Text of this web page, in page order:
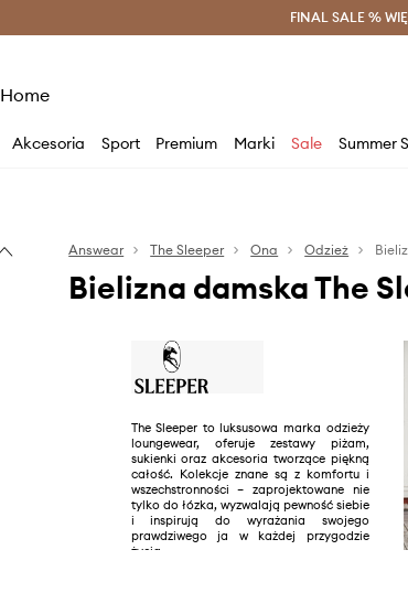
Oszczędzaj z Answear Club >
FINAL SALE %
Home
Akcesoria Sport Premium Marki Sale Summer
Answear The Sleeper Ona Odzież
Bielizna damska The
The Sleeper to luksusowa marka odzieży
loungewear, oferuje zestawy piżam,
sukienki oraz akcesoria tworzące piękną
całość. Kolekcje znane są z komfortu i
wszechstronności – zaprojektowane nie
tylko do łózka, wyzwalają pewność siebie
i inspirują do wyrażania swojego
prawdziwego ja w każdej przygodzie
życia.